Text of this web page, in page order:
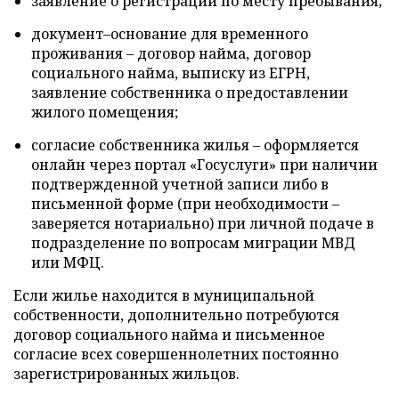
документ–основание для временного
проживания – договор найма, договор
социального найма, выписку из ЕГРН,
заявление собственника о предоставлении
жилого помещения;
согласие собственника жилья – оформляется
онлайн через портал «Госуслуги» при наличии
подтвержденной учетной записи либо в
письменной форме (при необходимости –
заверяется нотариально) при личной подаче в
подразделение по вопросам миграции МВД
или МФЦ.
Если жилье находится в муниципальной
собственности, дополнительно потребуются
договор социального найма и письменное
согласие всех совершеннолетних постоянно
зарегистрированных жильцов.